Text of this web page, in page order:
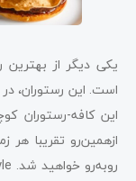
است. این رستوران، در
این کافه-رستوران
ازهمین‌رو تقریبا